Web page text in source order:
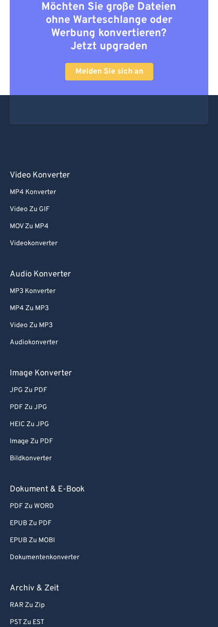
Möchten Sie große Dateien
ohne Warteschlange oder
Werbung konvertieren?
Jetzt upgraden
Melden Sie sich an
Video Konverter
MP4 Konverter
Video Zu GIF
MOV Zu MP4
Videokonverter
Audio Konverter
MP3 Konverter
MP4 Zu MP3
Video Zu MP3
Audiokonverter
Image Konverter
JPG Zu PDF
PDF Zu JPG
HEIC Zu JPG
Image Zu PDF
Bildkonverter
Dokument & E-Book
PDF Zu WORD
EPUB Zu PDF
EPUB Zu MOBI
Dokumentenkonverter
Archiv & Zeit
RAR Zu Zip
PST Zu EST